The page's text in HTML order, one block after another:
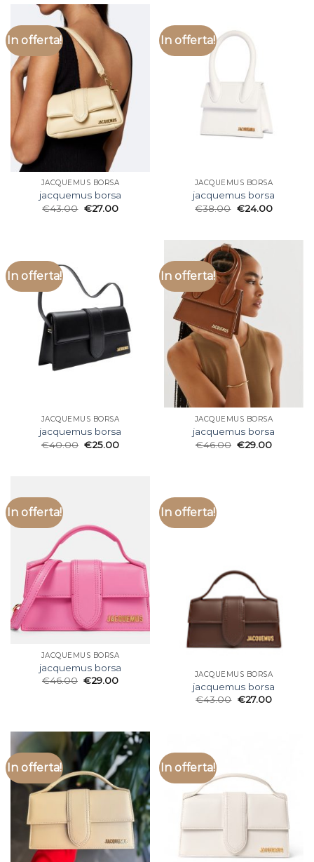
In offerta!
JACQUEMUS BORSA
jacquemus borsa
€43.00 €27.00
In offerta!
JACQUEMUS BORSA
jacquemus borsa
€38.00 €24.00
In offerta!
JACQUEMUS BORSA
jacquemus borsa
€40.00 €25.00
In offerta!
JACQUEMUS BORSA
jacquemus borsa
€46.00 €29.00
In offerta!
JACQUEMUS BORSA
jacquemus borsa
€46.00 €29.00
In offerta!
JACQUEMUS BORSA
jacquemus borsa
€43.00 €27.00
In offerta! In offerta!